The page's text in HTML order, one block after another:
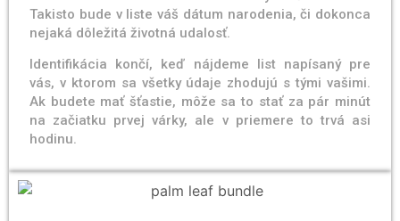
Takisto bude v liste váš dátum narodenia, či dokonca
nejaká dôležitá životná udalosť.
Identifikácia končí, keď nájdeme list napísaný pre
vás, v ktorom sa všetky údaje zhodujú s tými vašimi.
Ak budete mať šťastie, môže sa to stať za pár minút
na začiatku prvej várky, ale v priemere to trvá asi
hodinu.